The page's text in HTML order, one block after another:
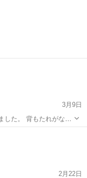
3月9日
た。 背もたれがない
していました。 高
2月22日